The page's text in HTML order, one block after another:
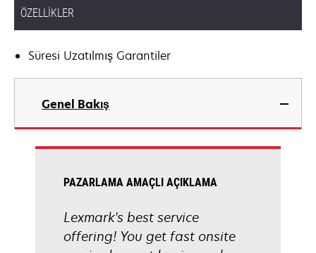
ÖZELLIKLER
Süresi Uzatılmış Garantiler
Genel Bakış
PAZARLAMA AMAÇLI AÇIKLAMA
Lexmark's best service
offering! You get fast onsite